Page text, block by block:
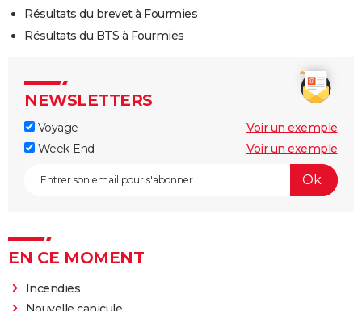
Résultats du brevet à Fourmies
Résultats du BTS à Fourmies
NEWSLETTERS
Voyage
Voir un exemple
Week-End
Voir un exemple
EN CE MOMENT
Incendies